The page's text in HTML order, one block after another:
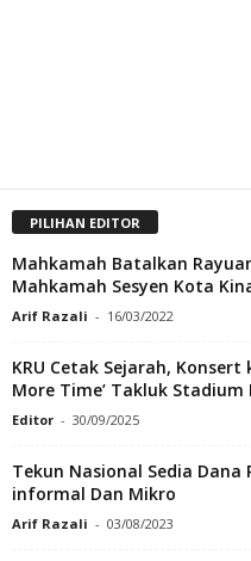
PILIHAN EDITOR
Mahkamah Batalkan
Mahkamah Sesyen Kota
Arif Razali - 16/03/2022
KRU Cetak Sejarah, Konsert
More Time’ Takluk Stadium
Editor - 30/09/2025
Tekun Nasional Sedia Dana
informal Dan Mikro
Arif Razali - 03/08/2023